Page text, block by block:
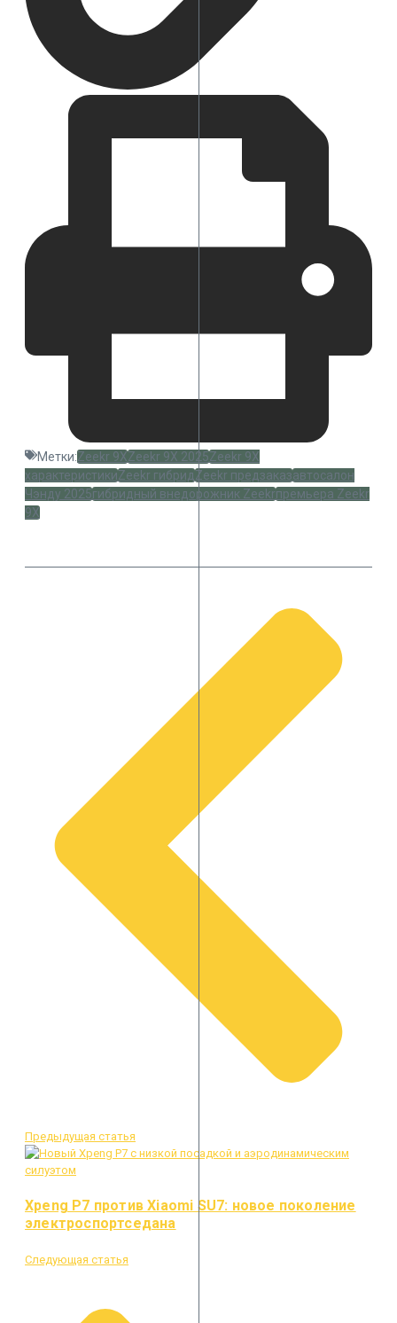
Метки:Zeekr 9XZeekr 9X 2025Zeekr 9X
характеристикиZeekr гибридZeekr предзаказавтосалон
Чэнду 2025гибридный внедорожник Zeekrпремьера Zeekr
9X
Предыдущая статья
Xpeng P7 против Xiaomi SU7: новое поколение
электроспортседана
Следующая статья